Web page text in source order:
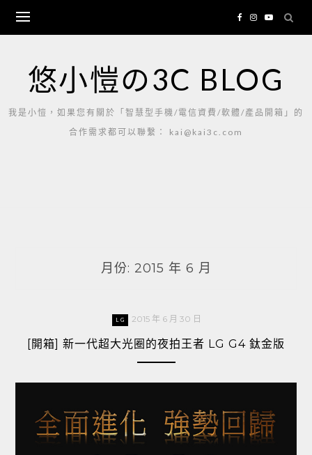
content
悠小愷の3C BLOG
我是小愷，如果您有關於「智慧型手機/電信資費/軟體/產品開箱」的
合作需求都可以聯繫： kai@kai3c.com
月份: 2015 年 6 月
LG 2015 年 6 月 30 日
[開箱] 新一代超大光圈的夜拍王者 LG G4 鈦金版